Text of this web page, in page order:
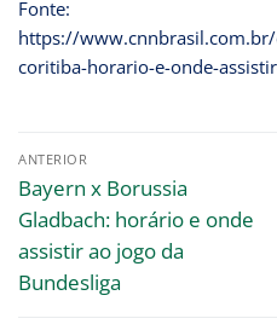
Fonte:
https://
coritiba-horario-e-onde-
ANTERIOR
Bayern x Borussia
Gladbach: horário e onde
assistir ao jogo da
Bundesliga